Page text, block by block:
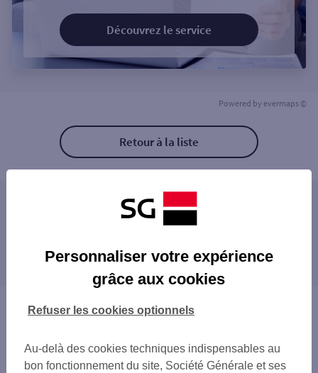
Découvrez le service
Powered by evermaps ©
Retour à la liste
Les agences SG ENTREPRISE à proximité
proximité
Vous êtes ici : Accueil
Personnaliser votre expérience
grâce aux cookies
Au-delà des cookies techniques indispensables au
bon fonctionnement du site, Société Générale et ses
Refuser les cookies optionnels